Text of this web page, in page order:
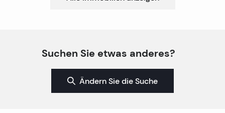
Suchen Sie etwas anderes?
Ändern Sie die Suche